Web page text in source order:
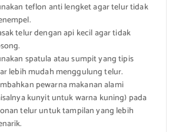
teflon anti lengket agar telur tidak
telur dengan api kecil agar tidak
spatula atau sumpit yang tipis
lebih mudah menggulung telur.
pewarna makanan alami
kunyit untuk warna kuning) pada
telur untuk tampilan yang lebih